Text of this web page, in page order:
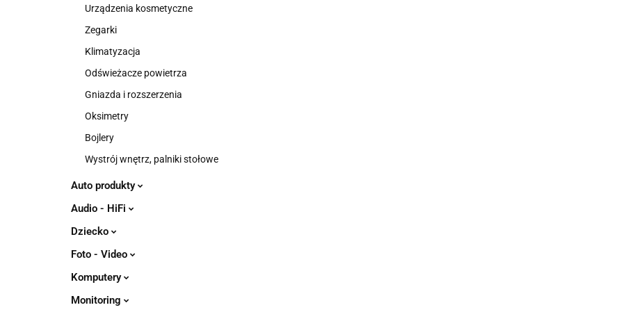
Urządzenia kosmetyczne
Zegarki
Klimatyzacja
Odświeżacze powietrza
Gniazda i rozszerzenia
Oksimetry
Bojlery
Wystrój wnętrz, palniki stołowe
Auto produkty
Audio - HiFi
Dziecko
Foto - Video
Komputery
Monitoring